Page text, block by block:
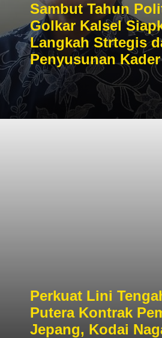
Sambut Tahun
Golkar Kalsel
Langkah Strtegis
Penyusunan
Perkuat Lini
Putera Kontrak
Jepang, Kodai